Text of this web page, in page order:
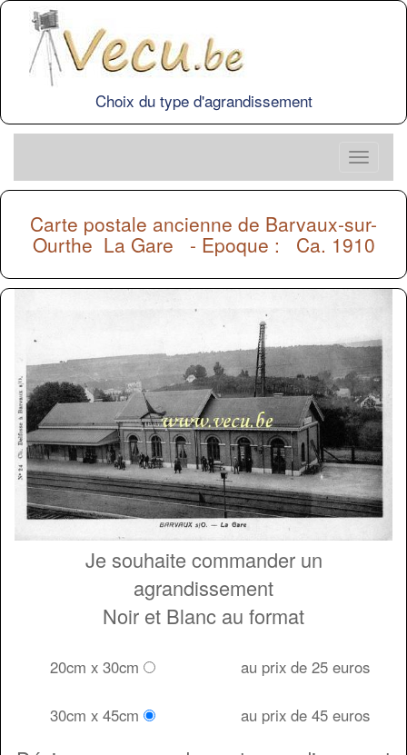
Choix du type d'agrandissement
Carte postale ancienne de Barvaux-sur-
Ourthe La Gare - Epoque : Ca. 1910
Je souhaite commander un
agrandissement
Noir et Blanc au format
20cm x 30cm au prix de 25 euros
30cm x 45cm au prix de 45 euros